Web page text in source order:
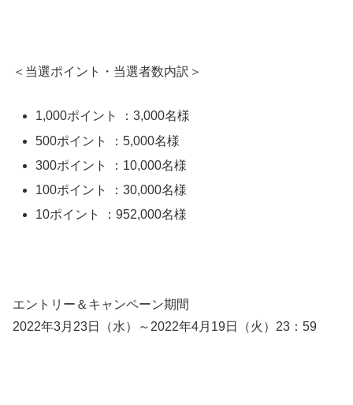
＜当選ポイント・当選者数内訳＞
1,000ポイント ：3,000名様
500ポイント ：5,000名様
300ポイント ：10,000名様
100ポイント ：30,000名様
10ポイント ：952,000名様
エントリー＆キャンペーン期間
2022年3月23日（水）～2022年4月19日（火）23：59